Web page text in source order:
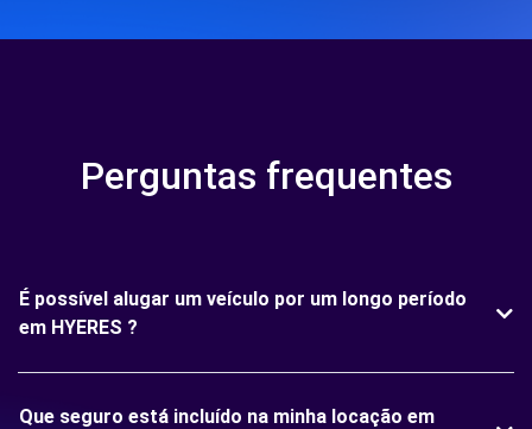
Perguntas frequentes
É possível alugar um veículo por um longo período
em HYERES ?
Que seguro está incluído na minha locação em